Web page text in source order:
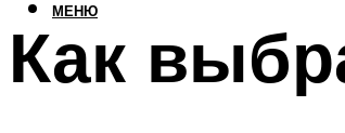
МЕНЮ
Как